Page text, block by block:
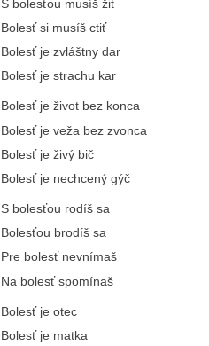
S bolesťou musíš žiť
Bolesť si musíš ctiť
Bolesť je zvláštny dar
Bolesť je strachu kar
Bolesť je život bez konca
Bolesť je veža bez zvonca
Bolesť je živý bič
Bolesť je nechcený gýč
S bolesťou rodíš sa
Bolesťou brodíš sa
Pre bolesť nevnímaš
Na bolesť spomínaš
Bolesť je otec
Bolesť je matka